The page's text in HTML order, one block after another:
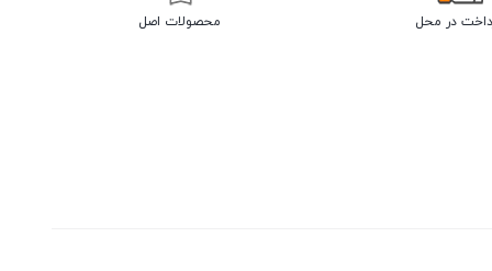
در محل محصولات اصل